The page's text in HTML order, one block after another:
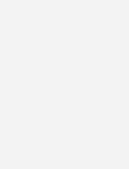
in der
auf der
und
sind.